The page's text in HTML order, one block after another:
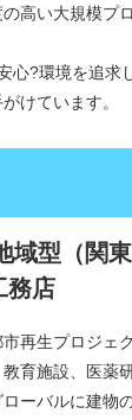
高い大規模プ
心?環境を追求
けています。
域型（関
務店
再生プロジェ
育施設、医薬
ーバルに建物